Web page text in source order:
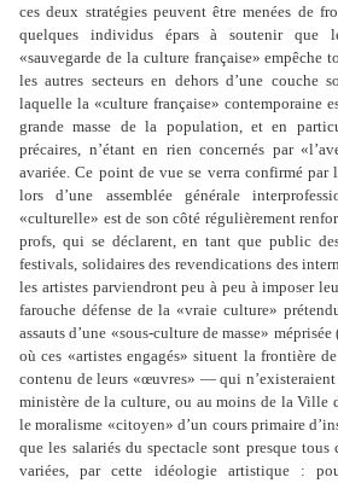
ces deux stratégies peuvent être menées de
quelques individus épars à soutenir que
«sauvegarde de la culture française» empêche
les autres secteurs en dehors d’une couche
laquelle la «culture française» contemporaine
grande masse de la population, et en
précaires, n’étant en rien concernés par
avariée. Ce point de vue se verra confirmé par
lors d’une assemblée générale
«culturelle» est de son côté régulièrement
profs, qui se déclarent, en tant que public
festivals, solidaires des revendications des
les artistes parviendront peu à peu à imposer
farouche défense de la «vraie culture»
assauts d’une «sous-culture de masse»
où ces «artistes engagés» situent la frontière
contenu de leurs «œuvres» — qui n’existeraient
ministère de la culture, ou au moins de la Ville
le moralisme «citoyen» d’un cours primaire
que les salariés du spectacle sont presque tous
variées, par cette idéologie artistique :